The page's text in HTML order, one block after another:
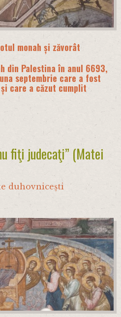
monah și zăvorât
din Palestina în anul 6693,
septembrie care a fost
care a căzut cumplit
fiţi judecaţi” (Matei
duhovnicești